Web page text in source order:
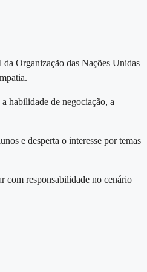
Organização das Nações Unidas
habilidade de negociação, a
e desperta o interesse por temas
com responsabilidade no cenário